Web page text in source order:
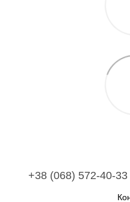
+38 (068) 572-40-33